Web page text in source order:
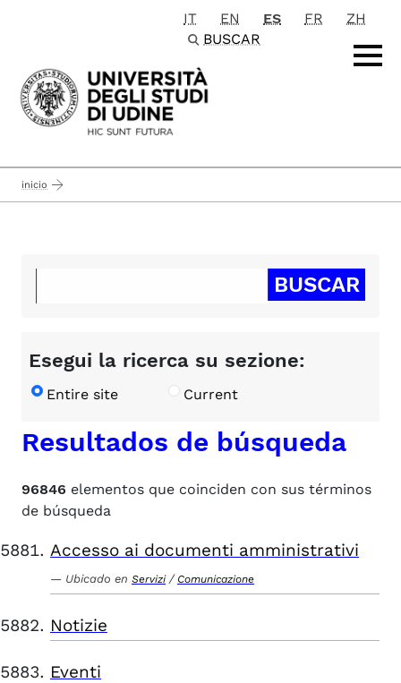
Passa al contenuto principale
IT EN ES FR
ZH
BUSCAR
inicio
Esegui la ricerca su sezione:
Entire site Current
Resultados de búsqueda
96846 elementos que coinciden con sus términos
de búsqueda
Accesso ai documenti amministrativi
Ubicado en Servizi / Comunicazione
Notizie
Eventi